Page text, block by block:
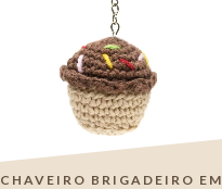
CHAVEIRO BRIGADEIRO EM